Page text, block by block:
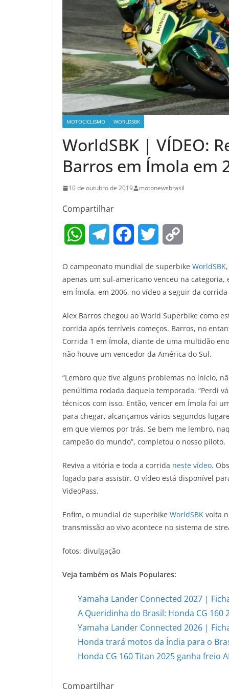
MOTOCICLISMO WORLDSBK
WorldSBK | VÍDEO:
Barros em Ímola em
10 de outubro de 2019 motonewsbrasil
Compartilhar
W
a
t
s
p
p
l
e
g
r
a
m
c
e
b
o
o
k
i
t
t
e
r
p
y
L
n
k
O campeonato mundial de superbike WorldSBK
apenas um sul-americano venceu na
em Ímola, em 2006, no vídeo a seguir da
Alex Barros chegou ao World Superbike como
corrida após terríveis começos. Barros, no
Corrida 1 em Ímola, diante de uma multidão
não houve um vencedor da América do Sul.
“Lembro que tive alguns problemas no início,
penúltima rodada daquela temporada. “Perdi
técnicos com isso. Então, vencer em Ímola foi
para chegar, alcançamos vários segundos
em que viemos por trás. Se bem me lembro,
campeão do mundo”, completou o nosso piloto.
Reviva a vitória e toda a corrida neste vídeo.
logado para assistir. O vídeo está disponível
VideoPass.
Enfim, o mundial de superbike WorldSBK volta
transmissão ao vivo acontece no sistema de
fotos: divulgação
Veja também os Mais Populares:
Yamaha Lander Connected 2027 |
A Queridinha do Brasil: Honda CG 160
Yamaha Lander Connected 2026 |
Honda trará motos da Índia para o
Honda CG 160 Titan 2025 ganha freio
Compartilhar